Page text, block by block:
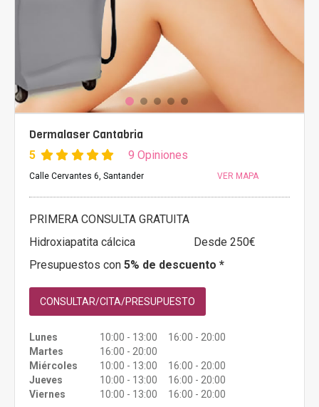
Dermalaser Cantabria
5 9 Opiniones
Calle Cervantes 6, Santander VER MAPA
PRIMERA CONSULTA GRATUITA
Hidroxiapatita cálcica
Desde 250€
Presupuestos con 5% de descuento *
CONSULTAR/CITA/PRESUPUESTO
Lunes
10:00 - 13:00 16:00 - 20:00
Martes
16:00 - 20:00
Miércoles
10:00 - 13:00 16:00 - 20:00
Jueves
10:00 - 13:00 16:00 - 20:00
Viernes
10:00 - 13:00 16:00 - 20:00